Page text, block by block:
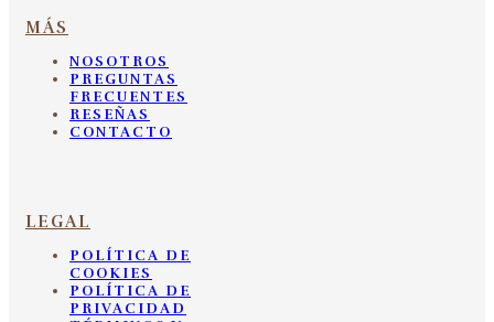
MÁS
NOSOTROS
PREGUNTAS
FRECUENTES
RESEÑAS
CONTACTO
LEGAL
POLÍTICA DE
COOKIES
POLÍTICA DE
PRIVACIDAD